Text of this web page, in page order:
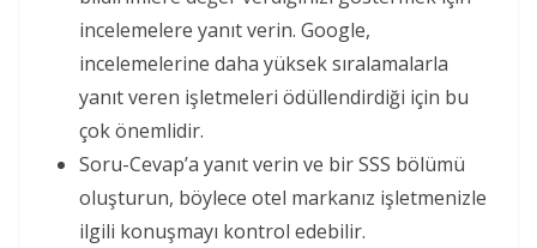
incelemelere yanıt verin. Google,
incelemelerine daha yüksek sıralamalarla
yanıt veren işletmeleri ödüllendirdiği için bu
çok önemlidir.
Soru-Cevap’a yanıt verin ve bir SSS bölümü
oluşturun, böylece otel markanız işletmenizle
ilgili konuşmayı kontrol edebilir.